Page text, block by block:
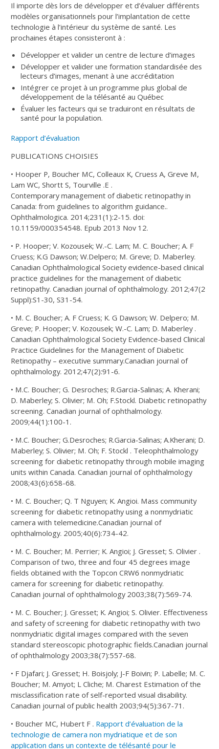
Il importe dès lors de développer et d’évaluer différents
modèles organisationnels pour l’implantation de cette
technologie à l’intérieur du système de santé. Les
prochaines étapes consisteront à :
Développer et valider un centre de lecture d’images
Développer et valider une formation standardisée des
lecteurs d’images, menant à une accréditation
Intégrer ce projet à un programme plus global de
développement de la télésanté au Québec
Évaluer les facteurs qui se traduiront en résultats de
santé pour la population.
Rapport d’évaluation
PUBLICATIONS CHOISIES
• Hooper P, Boucher MC, Colleaux K, Cruess A, Greve M,
Lam WC, Shortt S, Tourville .E .
Contemporary management of diabetic retinopathy in
Canada: from guidelines to algorithm guidance..
Ophthalmologica. 2014;231(1):2-15. doi:
10.1159/000354548. Epub 2013 Nov 12.
• P. Hooper; V. Kozousek; W.-C. Lam; M. C. Boucher; A. F
Cruess; K.G Dawson; W.Delpero; M. Greve; D. Maberley.
Canadian Ophthalmological Society evidence-based clinical
practice guidelines for the management of diabetic
retinopathy. Canadian journal of ophthalmology. 2012;47(2
Suppl):S1-30, S31-54.
• M. C. Boucher; A. F Cruess; K. G Dawson; W. Delpero; M.
Greve; P. Hooper; V. Kozousek; W.-C. Lam; D. Maberley .
Canadian Ophthalmological Society Evidence-based Clinical
Practice Guidelines for the Management of Diabetic
Retinopathy – executive summary.Canadian journal of
ophthalmology. 2012;47(2):91-6.
• M.C. Boucher; G. Desroches; R.Garcia-Salinas; A. Kherani;
D. Maberley; S. Olivier; M. Oh; F.Stockl. Diabetic retinopathy
screening. Canadian journal of ophthalmology.
2009;44(1):100-1.
• M.C. Boucher; G.Desroches; R.Garcia-Salinas; A.Kherani; D.
Maberley; S. Olivier; M. Oh; F. Stockl . Teleophthalmology
screening for diabetic retinopathy through mobile imaging
units within Canada. Canadian journal of ophthalmology
2008;43(6):658-68.
• M. C. Boucher; Q. T Nguyen; K. Angioi. Mass community
screening for diabetic retinopathy using a nonmydriatic
camera with telemedicine.Canadian journal of
ophthalmology. 2005;40(6):734-42.
• M. C. Boucher; M. Perrier; K. Angioi; J. Gresset; S. Olivier .
Comparison of two, three and four 45 degrees image
fields obtained with the Topcon CRW6 nonmydriatic
camera for screening for diabetic retinopathy.
Canadian journal of ophthalmology 2003;38(7):569-74.
• M. C. Boucher; J. Gresset; K. Angioi; S. Olivier. Effectiveness
and safety of screening for diabetic retinopathy with two
nonmydriatic digital images compared with the seven
standard stereoscopic photographic fields.Canadian journal
of ophthalmology 2003;38(7):557-68.
• F Djafari; J. Gresset; H. Boisjoly; J-F Boivin; P. Labelle; M. C.
Boucher; M. Amyot; L Cliche; M. Charest Estimation of the
misclassification rate of self-reported visual disability.
Canadian journal of public health 2003;94(5):367-71.
• Boucher MC, Hubert F . Rapport d’évaluation de la
technologie de camera non mydriatique et de son
application dans un contexte de télésanté pour le